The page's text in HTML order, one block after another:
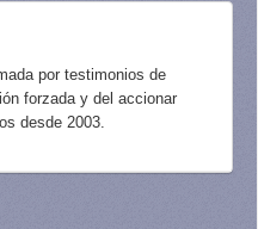
por testimonios de
forzada y del accionar
desde 2003.